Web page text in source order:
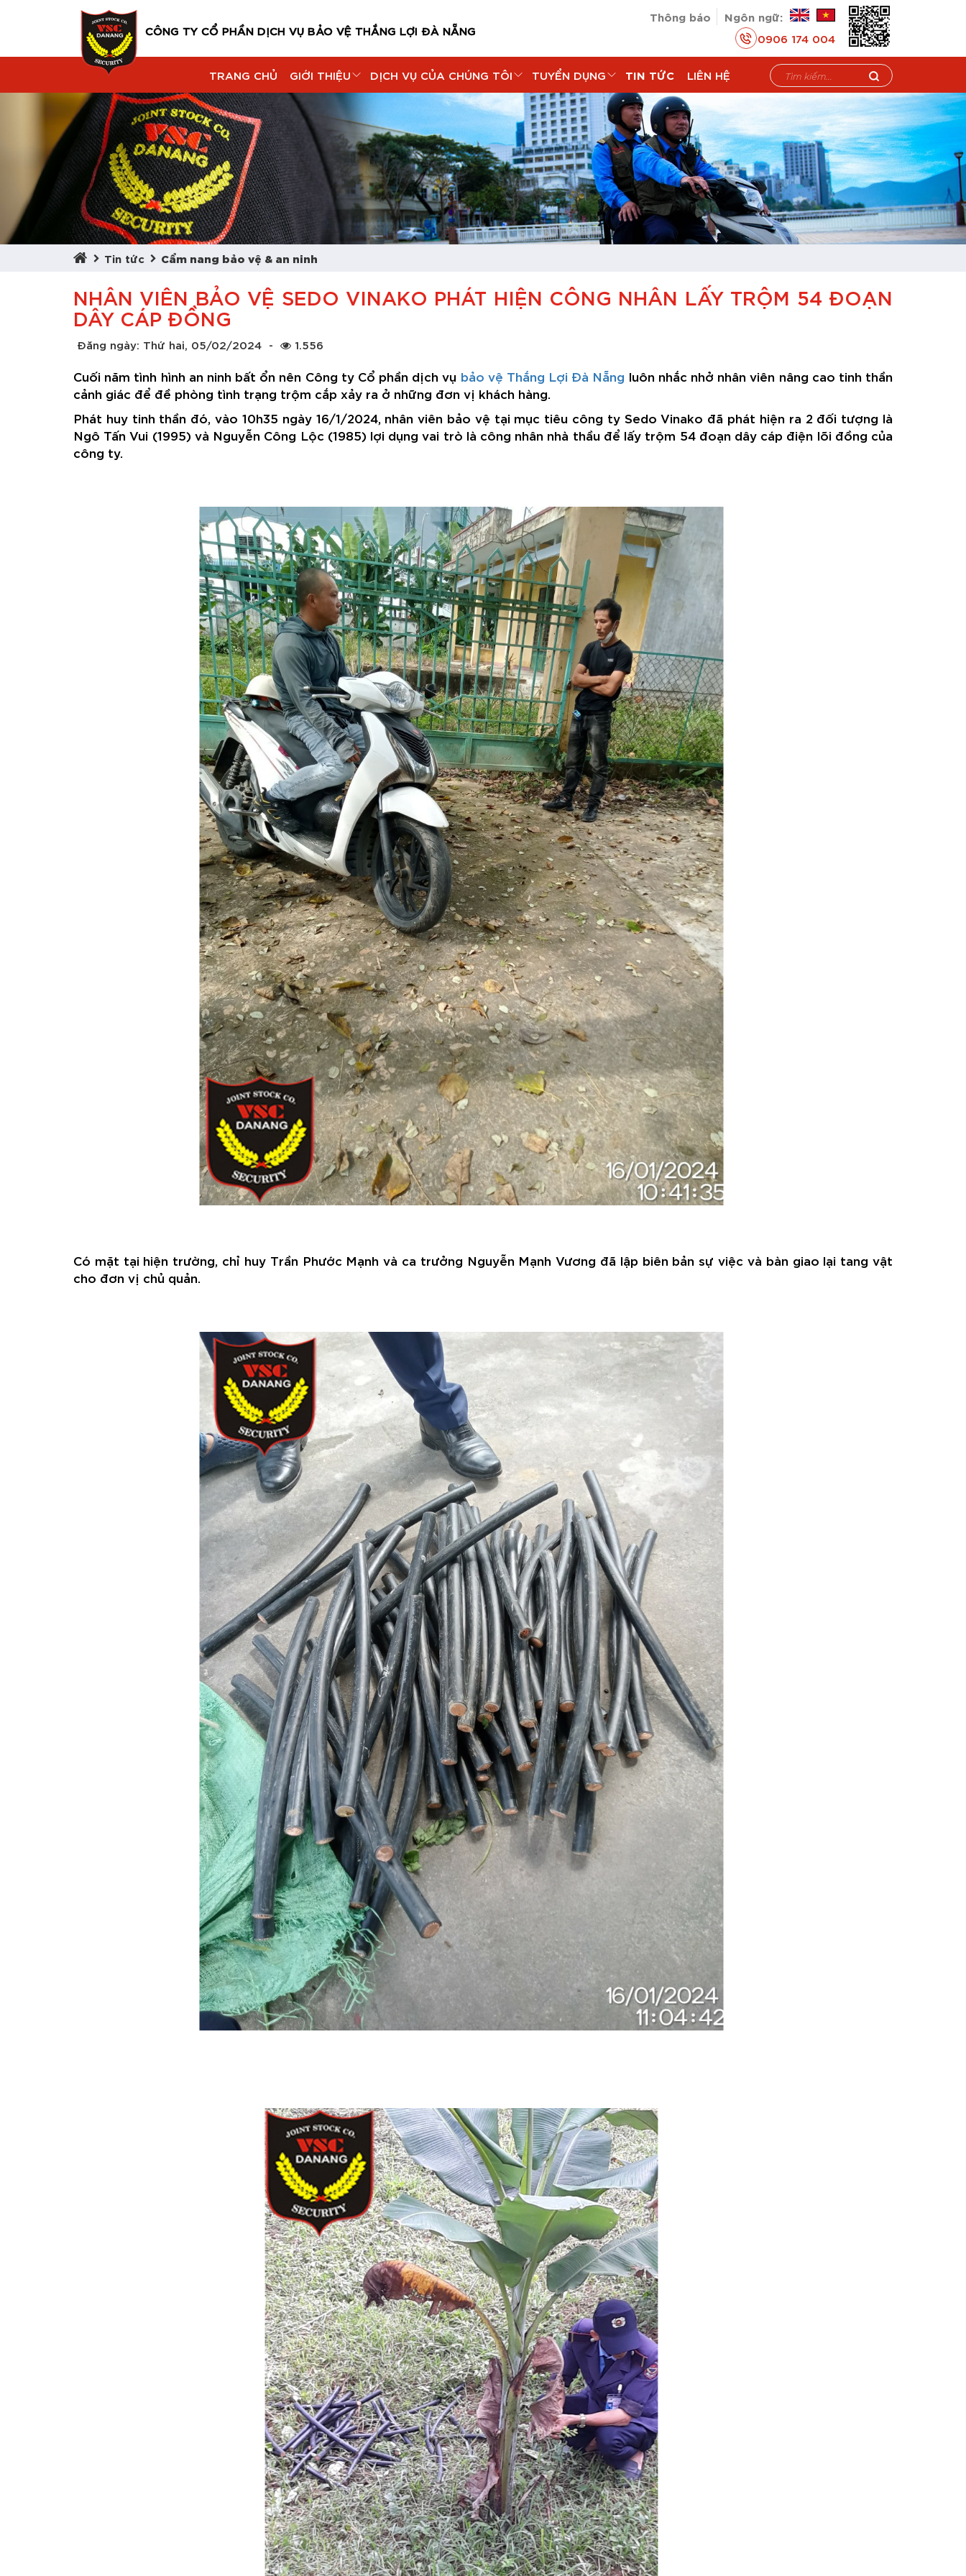
CÔNG TY CỔ PHẦN DỊCH VỤ BẢO VỆ THẮNG LỢI ĐÀ NẴNG
Thông báo Ngôn ngữ:
0906 174 004
TRANG CHỦ GIỚI THIỆU DỊCH VỤ CỦA CHÚNG TÔI TUYỂN DỤNG TIN TỨC LIÊN HỆ
Tin tức Cẩm nang bảo vệ & an ninh
NHÂN VIÊN BẢO VỆ SEDO VINAKO PHÁT HIỆN CÔNG NHÂN LẤY TRỘM 54 ĐOẠN
DÂY CÁP ĐỒNG
Đăng ngày: Thứ hai, 05/02/2024 - 1.556
Cuối năm tình hình an ninh bất ổn nên Công ty Cổ phần dịch vụ bảo vệ Thắng Lợi Đà Nẵng luôn nhắc nhở nhân viên nâng cao tinh thần
cảnh giác để đề phòng tình trạng trộm cắp xảy ra ở những đơn vị khách hàng.
Phát huy tinh thần đó, vào 10h35 ngày 16/1/2024, nhân viên bảo vệ tại mục tiêu công ty Sedo Vinako đã phát hiện ra 2 đối tượng là
Ngô Tấn Vui (1995) và Nguyễn Công Lộc (1985) lợi dụng vai trò là công nhân nhà thầu để lấy trộm 54 đoạn dây cáp điện lõi đồng của
công ty.
Có mặt tại hiện trường, chỉ huy Trần Phước Mạnh và ca trưởng Nguyễn Mạnh Vương đã lập biên bản sự việc và bàn giao lại tang vật
cho đơn vị chủ quản.